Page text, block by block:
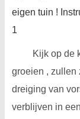
eigen tuin !
1
Kijk op de
groeien , zullen
dreiging van
verblijven in